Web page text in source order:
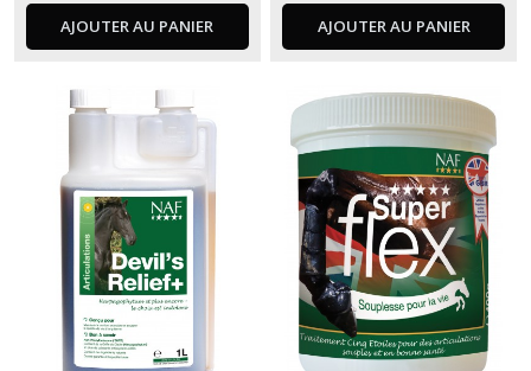
AJOUTER AU PANIER AJOUTER AU PANIER